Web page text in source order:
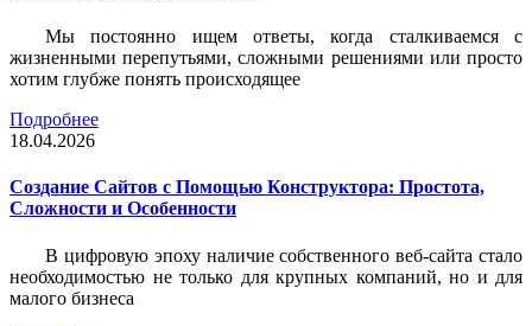
Мы постоянно ищем ответы, когда сталкиваемся с
жизненными перепутьями, сложными решениями или просто
хотим глубже понять происходящее
Подробнее
18.04.2026
Создание Сайтов с Помощью Конструктора: Простота,
Сложности и Особенности
В цифровую эпоху наличие собственного веб-сайта стало
необходимостью не только для крупных компаний, но и для
малого бизнеса